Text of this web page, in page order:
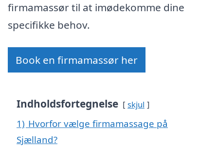
firmamassør til at imødekomme dine
specifikke behov.
Book en firmamassør her
Indholdsfortegnelse skjul
1) Hvorfor vælge firmamassage på
Sjælland?